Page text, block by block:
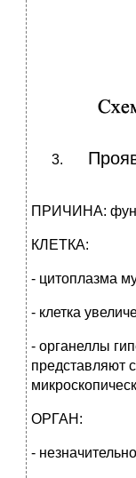
ПРИЧИНА:
КЛЕТКА:
- цитоплазма
- клетка
- органеллы
представляют
ОРГАН:
-